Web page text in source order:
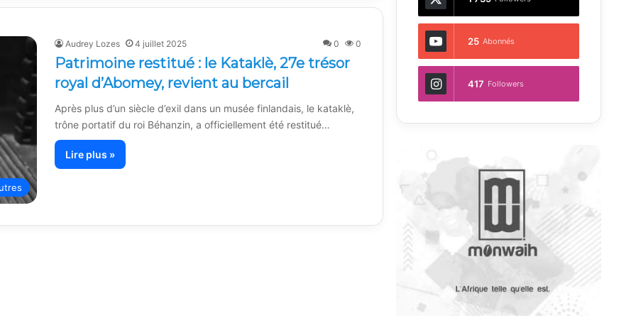
Audrey Lozes 4 juillet 2025 0 0
Patrimoine restitué : le Kataklè, 27e trésor
royal d’Abomey, revient au bercail
Après plus d’un siècle d’exil dans un musée finlandais, le kataklè,
trône portatif du roi Béhanzin, a officiellement été restitué…
Lire plus »
25 Abonnés
417 Followers